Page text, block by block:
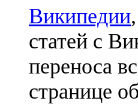
Википедии,
статей с
переноса
странице